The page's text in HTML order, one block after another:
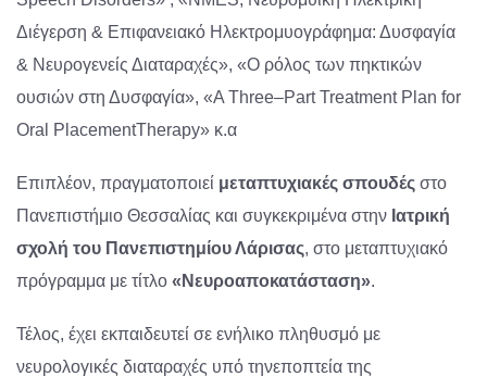
Διέγερση & Επιφανειακό Ηλεκτρομυογράφημα: Δυσφαγία
& Νευρογενείς Διαταραχές», «Ο ρόλος των πηκτικών
ουσιών στη Δυσφαγία», «A Three–Part Treatment Plan for
Oral
PlacementTherapy» κ.α
Επιπλέον, πραγματοποιεί μεταπτυχιακές σπουδές στο
Πανεπιστήμιο Θεσσαλίας και συγκεκριμένα στην Ιατρική
σχολή του Πανεπιστημίου Λάρισας, στο μεταπτυχιακό
πρόγραμμα με τίτλο « Νευροαποκατάσταση».
Τέλος, έχει εκπαιδευτεί σε ενήλικο πληθυσμό με
νευρολογικές διαταραχές υπό τηνεποπτεία της